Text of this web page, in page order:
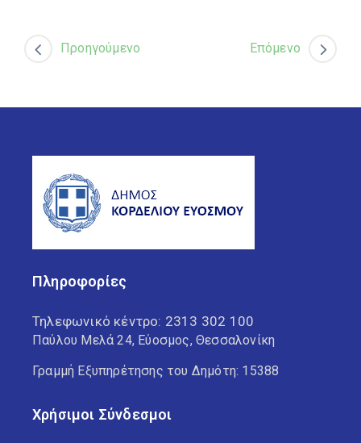
Προηγούμενο Επόμενο
Πληροφορίες
Τηλεφωνικό κέντρο: 2313 302 100
Παύλου Μελά 24, Εύοσμος, Θεσσαλονίκη
Γραμμή Εξυπηρέτησης του Δημότη: 15388
Χρήσιμοι Σύνδεσμοι